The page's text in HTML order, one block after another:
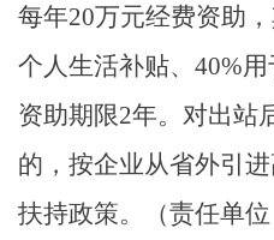
每年20万元经费资助
个人生活补贴、 40%
资助期限2年。对出站
的，按企业从省外引
扶持政策。
（责任单